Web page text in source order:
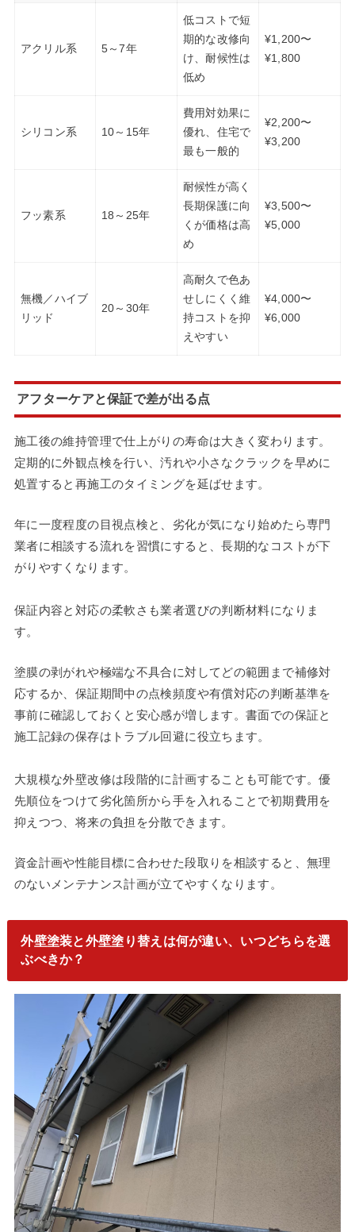
アクリル系 5～7年
低コストで短
期的な改修向
け、耐候性は
低め
¥1,200〜
¥1,800
シリコン系 10～15年
費用対効果に
優れ、住宅で
最も一般的
¥2,200〜
¥3,200
フッ素系 18～25年
耐候性が高く
長期保護に向
くが価格は高
め
¥3,500〜
¥5,000
無機／ハイブ
リッド
20～30年
高耐久で色あ
せしにくく維
持コストを抑
えやすい
¥4,000〜
¥6,000
アフターケアと保証で差が出る点
施工後の維持管理で仕上がりの寿命は大きく変わります。
定期的に外観点検を行い、汚れや小さなクラックを早めに
処置すると再施工のタイミングを延ばせます。
年に一度程度の目視点検と、劣化が気になり始めたら専門
業者に相談する流れを習慣にすると、長期的なコストが下
がりやすくなります。
保証内容と対応の柔軟さも業者選びの判断材料になりま
す。
塗膜の剥がれや極端な不具合に対してどの範囲まで補修対
応するか、保証期間中の点検頻度や有償対応の判断基準を
事前に確認しておくと安心感が増します。書面での保証と
施工記録の保存はトラブル回避に役立ちます。
大規模な外壁改修は段階的に計画することも可能です。優
先順位をつけて劣化箇所から手を入れることで初期費用を
抑えつつ、将来の負担を分散できます。
資金計画や性能目標に合わせた段取りを相談すると、無理
のないメンテナンス計画が立てやすくなります。
外壁塗装と外壁塗り替えは何が違い、いつどちらを選
ぶべきか？